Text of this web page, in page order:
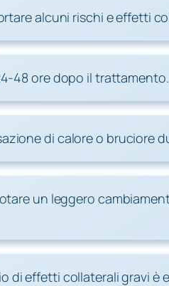
alcuni rischi e effetti
48 ore dopo il trattamento.
di calore o bruciore
un leggero
di effetti collaterali gravi è